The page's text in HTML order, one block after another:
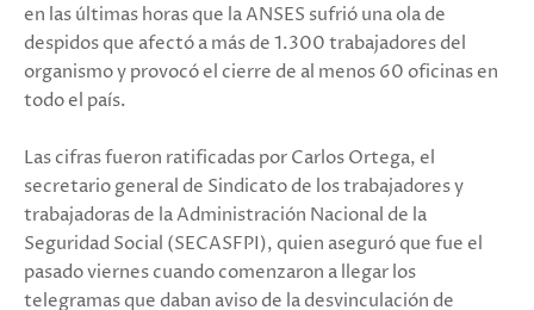
en las últimas horas que la ANSES sufrió una ola de
despidos que afectó a más de 1.300 trabajadores del
organismo y provocó el cierre de al menos 60 oficinas en
todo el país.
Las cifras fueron ratificadas por Carlos Ortega, el
secretario general de Sindicato de los trabajadores y
trabajadoras de la Administración Nacional de la
Seguridad Social (SECASFPI), quien aseguró que fue el
pasado viernes cuando comenzaron a llegar los
telegramas que daban aviso de la desvinculación de